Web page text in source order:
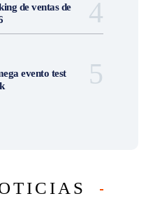
de ventas de
evento test